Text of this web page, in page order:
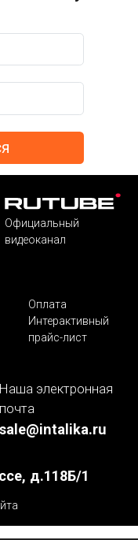
Официальный
видеоканал
Оплата
Интерактивный
прайс-лист
Наша электронная
почта
sale@intalika.ru
д.118Б/1